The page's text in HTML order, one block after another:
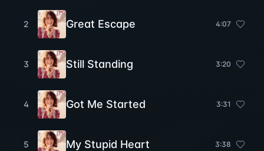
2 Great Escape 4:07
3 Still Standing 3:20
4 Got Me Started 3:31
5 My Stupid Heart 3:38